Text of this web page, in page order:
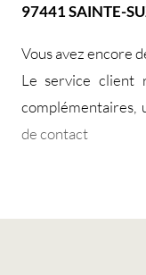
97441 SAINTE-
Vous avez encore
Le service client
complémentaires,
de contact